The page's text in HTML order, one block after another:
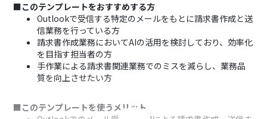
■このテンプレートをおすすめする方
Outlookで受信する特定のメールをもとに請求書作成と送
信業務を行っている方
請求書作成業務においてAIの活用を検討しており、効率化
を目指す担当者の方
手作業による請求書関連業務でのミスを減らし、業務品
質を向上させたい方
■このテンプレートを使うメリット